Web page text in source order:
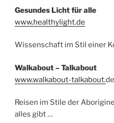
Gesundes Licht für alle
www.healthylight.de
Wissenschaft im Stil einer
Walkabout – Talkabout
www.walkabout-talkabout.de
Reisen im Stile der
alles gibt …